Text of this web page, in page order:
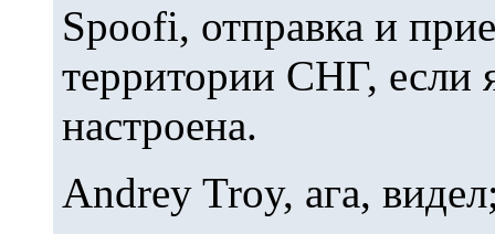
Spoofi, отправка и
территории СНГ,
настроена.
Andrey Troy, ага,